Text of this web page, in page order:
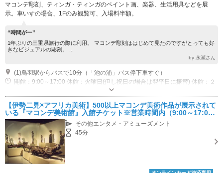
マコンデ彫刻、ティンガ・ティンガのペイント画、楽器、生活用具などを展
示。車いすの場合、1Fのみ観覧可、入場料半額。
“時間がー”
1年ぶりの三重県旅行の際に利用。 マコンデ彫刻ははじめて見たのですがとっても好
きなビジュアルの彫刻。 ...
by 永瀬さん
(1)鳥羽駅からバスで10分（「池の浦」バス停下車すぐ）
開館：9:00～17:00 休館：火曜日(但し祝日の場合は翌平日に振替) 休館：２
月・6月・1０月の第3月曜日～金曜日 休館：年末・年始
【伊勢二見×アフリカ美術】500以上マコンデ美術作品が展示されて
いる『マコンデ美術館』入館チケット※営業時間内（9:00～17:0
0）であれば何時に来てもＯＫその他エンタメ・アミューズメント
45分